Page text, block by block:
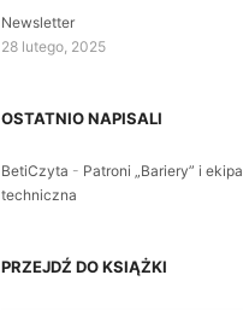
Newsletter
28 lutego, 2025
OSTATNIO NAPISALI
BetiCzyta - Patroni „Bariery” i ekipa
techniczna
PRZEJDŹ DO KSIĄŻKI